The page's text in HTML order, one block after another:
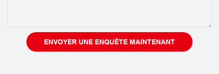
ENVOYER UNE ENQUÊTE MAINTENANT